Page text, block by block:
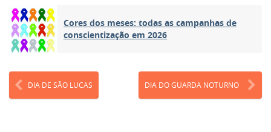
Cores dos meses: todas as campanhas de
conscientização em 2026
DIA DE SÃO LUCAS DIA DO GUARDA NOTURNO